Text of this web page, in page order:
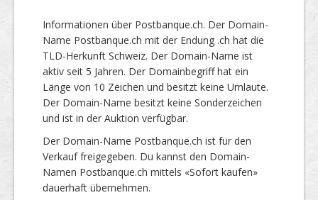
Informationen über Postbanque.ch. Der Domain-
Name Postbanque.ch mit der Endung .ch hat die
TLD-Herkunft Schweiz. Der Domain-Name ist
aktiv seit 5 Jahren. Der Domainbegriff hat ein
Länge von 10 Zeichen und besitzt keine Umlaute.
Der Domain-Name besitzt keine Sonderzeichen
und ist in der Auktion verfügbar.
Der Domain-Name Postbanque.ch ist für den
Verkauf freigegeben. Du kannst den Domain-
Namen Postbanque.ch mittels «Sofort kaufen»
dauerhaft übernehmen.